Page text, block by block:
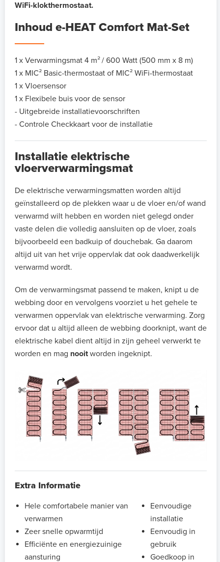
WiFi-klokthermostaat.
Inhoud e-HEAT Comfort Mat-Set
1 x Verwarmingsmat 4 m²/ 600 Watt (500 mm x 8 m)
1 x MIC² Basic-thermostaat of MIC² WiFi-thermostaat
1 x Vloersensor
1 x Flexibele buis voor de sensor
- Uitgebreide installatievoorschriften
- Controle Checkkaart voor de installatie
Installatie elektrische
vloerverwarmingsmat
De elektrische verwarmingsmatten worden altijd
geïnstalleerd op de plekken waar u de vloer en/of wand
verwarmd wilt hebben en worden niet gelegd onder
vaste delen die volledig aansluiten op de vloer, zoals
bijvoorbeeld een badkuip of douchebak. Ga daarom
altijd uit van het vrije oppervlak dat ook daadwerkelijk
verwarmd wordt.
Om de verwarmingsmat passend te maken, knipt u de
webbing door en vervolgens voorziet u het gehele te
verwarmen oppervlak van elektrische verwarming. Zorg
ervoor dat u altijd alleen de webbing doorknipt, want de
elektrische kabel dient altijd in zijn geheel verwerkt te
worden en mag nooitworden ingeknipt.
Extra Informatie
Hele comfortabele manier van
verwarmen
Zeer snelle opwarmtijd
Efficiënte en energiezuinige
aansturing
Eenvoudige
installatie
Eenvoudig in
gebruik
Goedkoop in